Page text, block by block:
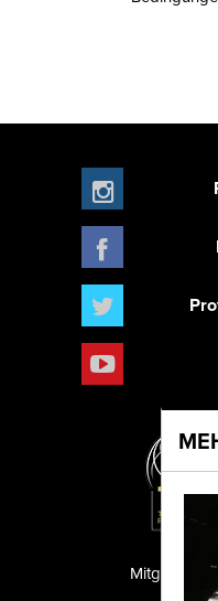
Mitglied der